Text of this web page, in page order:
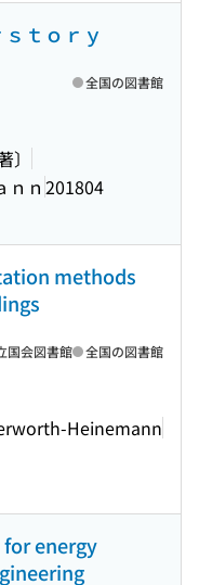
ｔｏｒｙ
ｎ 201804
全国の図書館
methods
Heinemann
国会図書館 全国の図書館
energy